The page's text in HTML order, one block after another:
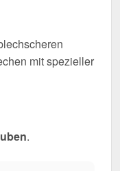
mit spezieller
.